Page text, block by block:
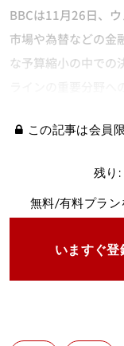
BBCは11月26日、
市場や為替などの金
な予算縮小の中での
この記事は会員
残り
無料/有料プラン
いますぐ登